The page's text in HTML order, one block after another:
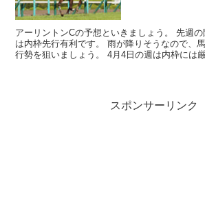
アーリントンCの予想といきましょう。 先週
は内枠先行有利です。 雨が降りそうなので、
行勢を狙いましょう。 4月4日の週は内枠には厳しい競馬でしたが、
スポンサーリンク